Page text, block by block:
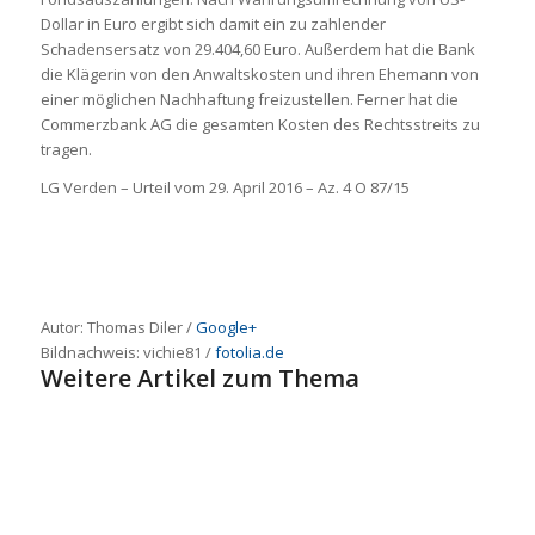
Dollar in Euro ergibt sich damit ein zu zahlender
Schadensersatz von 29.404,60 Euro. Außerdem hat die Bank
die Klägerin von den Anwaltskosten und ihren Ehemann von
einer möglichen Nachhaftung freizustellen. Ferner hat die
Commerzbank AG die gesamten Kosten des Rechtsstreits zu
tragen.
LG Verden – Urteil vom 29. April 2016 – Az. 4 O 87/15
Autor: Thomas Diler /Google+
Bildnachweis: vichie81 /fotolia.de
Weitere Artikel zum Thema